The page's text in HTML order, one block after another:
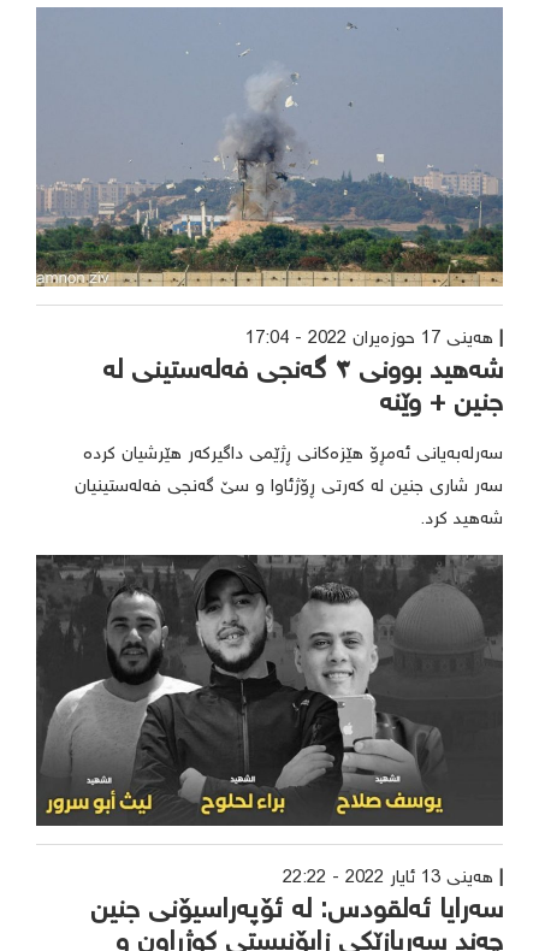
هەینی 17 حوزه‌یران 2022 - 17:04
شەهید بوونی ٣ گەنجی فەلەستینی لە
جنین + وێنە
سەرلەبەیانی ئەمڕۆ هێزەکانی ڕژێمی داگیرکەر هێرشیان کردە
سەر شاری جنین لە کەرتی ڕۆژئاوا و سێ گەنجی فەلەستینیان
شەهید کرد.
هەینی 13 ئایار 2022 - 22:22
سەرایا ئەلقودس: لە ئۆپەراسیۆنی جنین